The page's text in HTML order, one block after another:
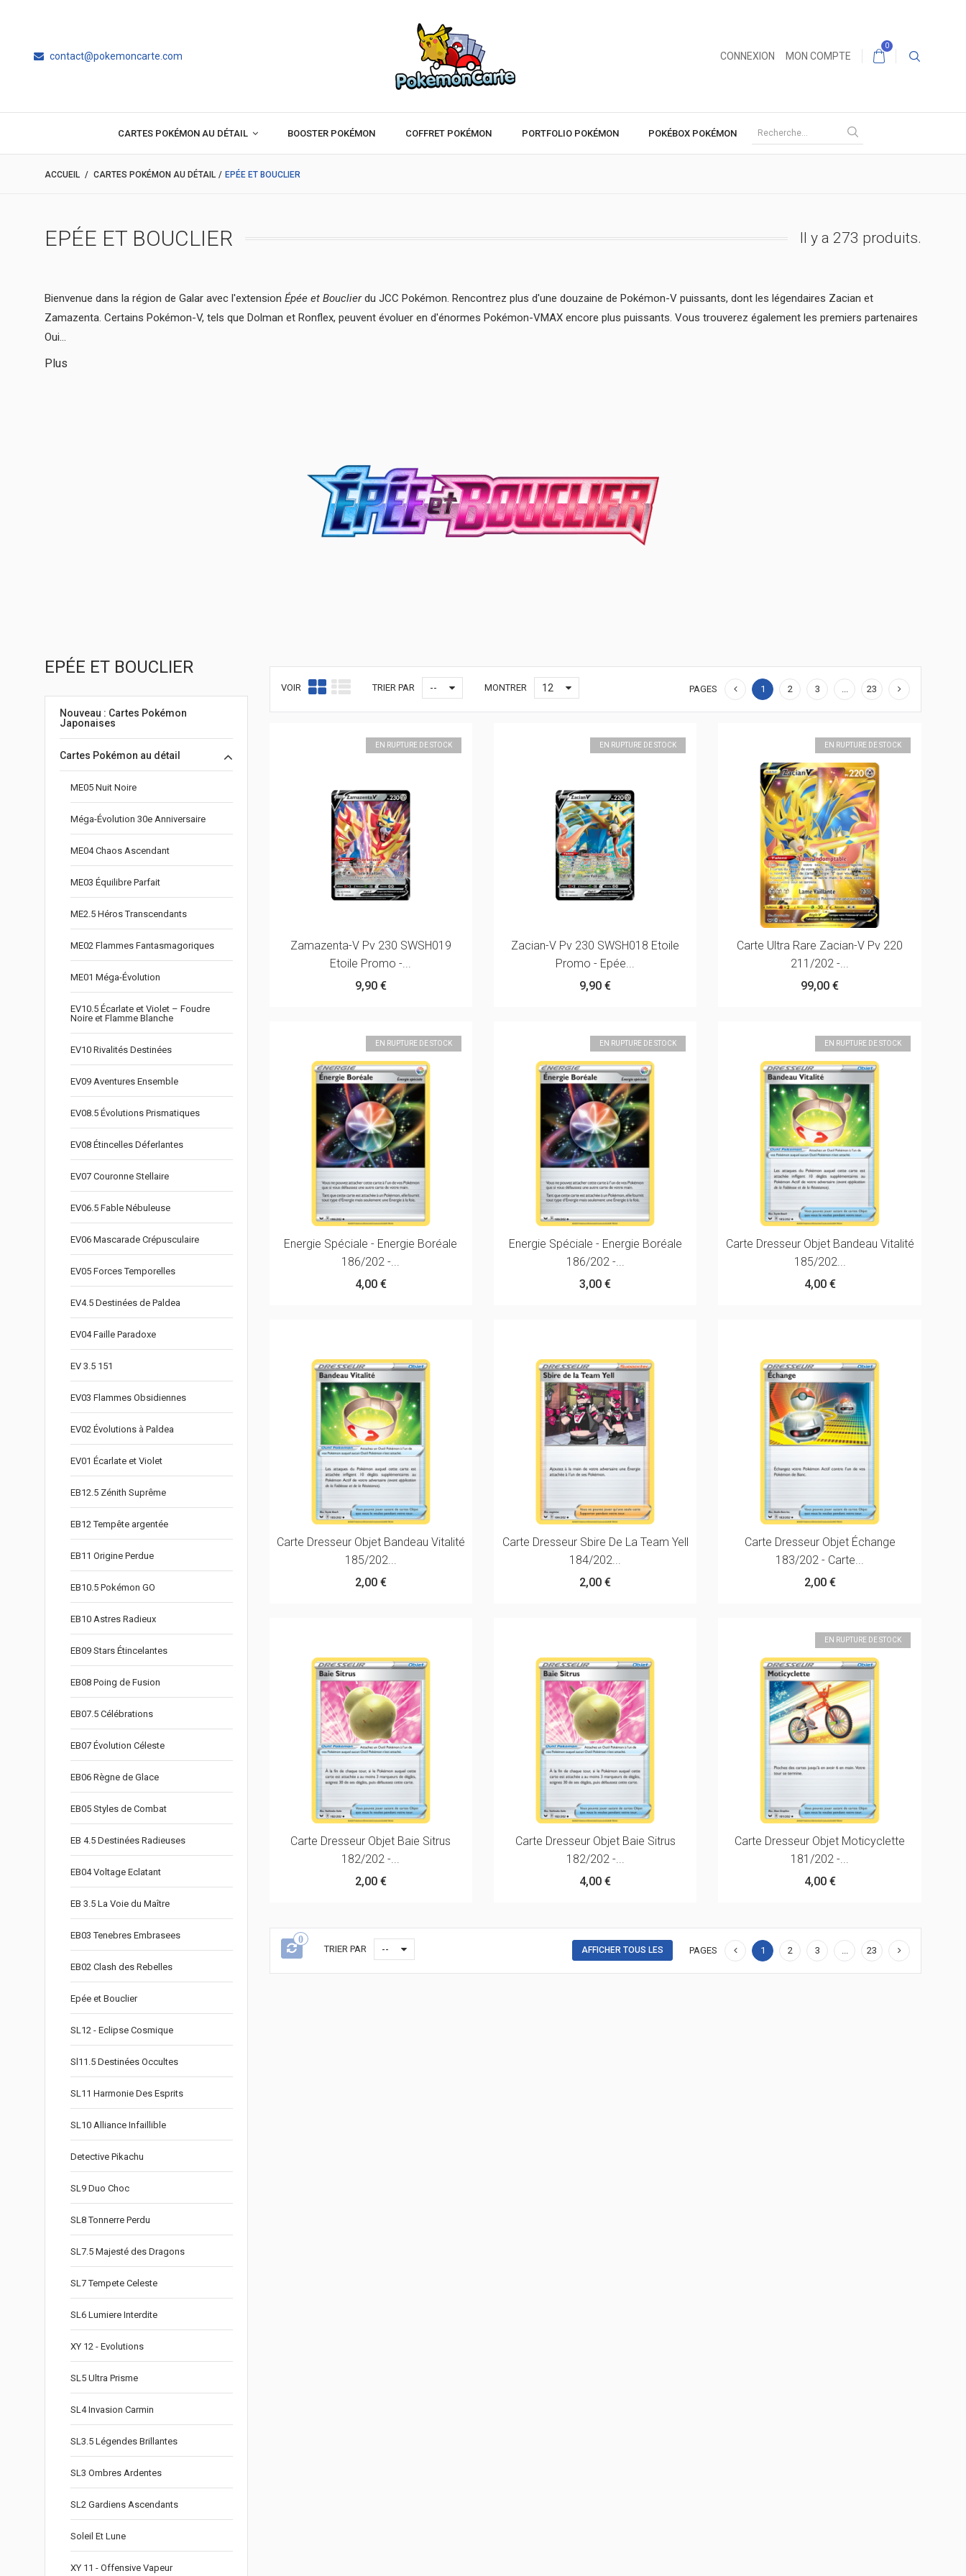
contact@pokemoncarte.com CONNEXION MON COMPTE
0
CARTES POKÉMON AU DÉTAIL BOOSTER POKÉMON COFFRET POKÉMON PORTFOLIO POKÉMON POKÉBOX POKÉMON
ACCUEIL / CARTES POKÉMON AU DÉTAIL / EPÉE ET BOUCLIER
EPÉE ET BOUCLIER Il y a 273 produits.
Bienvenue dans la région de Galar avec l'extension Épée et Bouclierdu JCC Pokémon. Rencontrez plus d'une douzaine de Pokémon-V puissants, dont les légendaires Zacian et
Zamazenta. Certains Pokémon-V, tels que Dolman et Ronflex, peuvent évoluer en d'énormes Pokémon-VMAX encore plus puissants. Vous trouverez également les premiers partenaires
Oui...
Plus
EPÉE ET BOUCLIER
Nouveau : Cartes Pokémon
Japonaises
Cartes Pokémon au détail
ME05 Nuit Noire
Méga-Évolution 30e Anniversaire
ME04 Chaos Ascendant
ME03 Équilibre Parfait
ME2.5 Héros Transcendants
ME02 Flammes Fantasmagoriques
ME01 Méga-Évolution
EV10.5 Écarlate et Violet – Foudre
Noire et Flamme Blanche
EV10 Rivalités Destinées
EV09 Aventures Ensemble
EV08.5 Évolutions Prismatiques
EV08 Étincelles Déferlantes
EV07 Couronne Stellaire
EV06.5 Fable Nébuleuse
EV06 Mascarade Crépusculaire
EV05 Forces Temporelles
EV4.5 Destinées de Paldea
EV04 Faille Paradoxe
EV 3.5 151
EV03 Flammes Obsidiennes
EV02 Évolutions à Paldea
EV01 Écarlate et Violet
EB12.5 Zénith Suprême
EB12 Tempête argentée
EB11 Origine Perdue
EB10.5 Pokémon GO
EB10 Astres Radieux
EB09 Stars Étincelantes
EB08 Poing de Fusion
EB07.5 Célébrations
EB07 Évolution Céleste
EB06 Règne de Glace
EB05 Styles de Combat
EB 4.5 Destinées Radieuses
EB04 Voltage Eclatant
EB 3.5 La Voie du Maître
EB03 Tenebres Embrasees
EB02 Clash des Rebelles
Epée et Bouclier
SL12 - Eclipse Cosmique
Sl11.5 Destinées Occultes
SL11 Harmonie Des Esprits
SL10 Alliance Infaillible
Detective Pikachu
SL9 Duo Choc
SL8 Tonnerre Perdu
SL7.5 Majesté des Dragons
SL7 Tempete Celeste
SL6 Lumiere Interdite
XY 12 - Evolutions
SL5 Ultra Prisme
SL4 Invasion Carmin
SL3.5 Légendes Brillantes
SL3 Ombres Ardentes
SL2 Gardiens Ascendants
Soleil Et Lune
XY 11 - Offensive Vapeur
VOIR TRIER PAR -- MONTRER 12 PAGES 1 2 3 23
EN RUPTURE DE STOCK
Zamazenta-V Pv 230 SWSH019
Etoile Promo -...
9,90 €
EN RUPTURE DE STOCK
Zacian-V Pv 230 SWSH018 Etoile
Promo - Epée...
9,90 €
EN RUPTURE DE STOCK
Carte Ultra Rare Zacian-V Pv 220
211/202 -...
99,00 €
EN RUPTURE DE STOCK
Energie Spéciale - Energie Boréale
186/202 -...
4,00 €
EN RUPTURE DE STOCK
Energie Spéciale - Energie Boréale
186/202 -...
3,00 €
EN RUPTURE DE STOCK
Carte Dresseur Objet Bandeau Vitalité
185/202...
4,00 €
Carte Dresseur Objet Bandeau Vitalité
185/202...
2,00 €
Carte Dresseur Sbire De La Team Yell
184/202...
2,00 €
Carte Dresseur Objet Échange
183/202 - Carte...
2,00 €
Carte Dresseur Objet Baie Sitrus
182/202 -...
2,00 €
Carte Dresseur Objet Baie Sitrus
182/202 -...
4,00 €
EN RUPTURE DE STOCK
Carte Dresseur Objet Moticyclette
181/202 -...
4,00 €
0
TRIER PAR -- AFFICHER TOUS LES PAGES 1 2 3 23